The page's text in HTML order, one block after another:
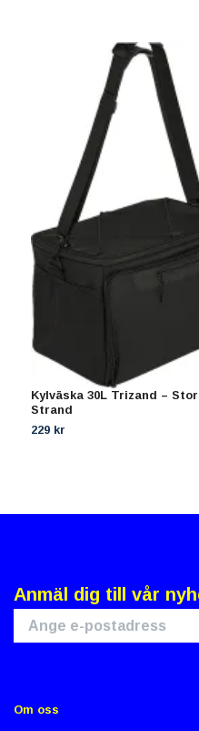
Kylväska 30L Trizand –
Strand
229 kr
Anmäl dig till vår
Om oss